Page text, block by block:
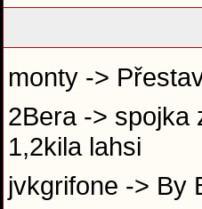
monty ->
2Bera -> spojka
1,2kila lahsi
jvkgrifone -> By